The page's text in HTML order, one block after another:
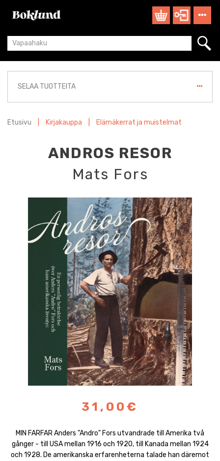
SELAA TUOTTEITA
Etusivu Kirjakauppa Elämäkerrat ja muistelmat
ANDROS RESOR
Mats Fors
31,00€
MIN FARFAR Anders "Andro" Fors utvandrade till Amerika två
gånger - till USA mellan 1916 och 1920, till Kanada mellan 1924
och 1928. De amerikanska erfarenheterna talade han däremot